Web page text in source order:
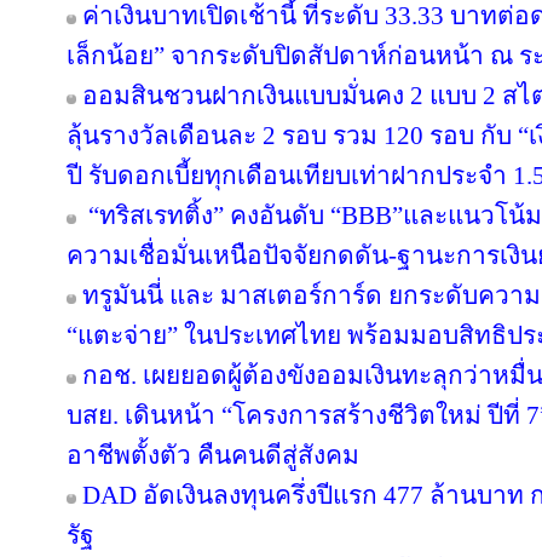
ค่าเงินบาทเปิดเช้านี้ ที่ระดับ 33.33 บาทต่
เล็กน้อย” จากระดับปิดสัปดาห์ก่อนหน้า ณ ร
ออมสินชวนฝากเงินแบบมั่นคง 2 แบบ 2 สไ
ลุ้นรางวัลเดือนละ 2 รอบ รวม 120 รอบ กับ
ปี รับดอกเบี้ยทุกเดือนเทียบเท่าฝากประจำ
“ทริสเรทติ้ง” คงอันดับ “BBB”และแนวโน้
ความเชื่อมั่นเหนือปัจจัยกดดัน-ฐานะการเงิน
ทรูมันนี่ และ มาสเตอร์การ์ด ยกระดับควา
“แตะจ่าย” ในประเทศไทย พร้อมมอบสิทธิป
กอช. เผยยอดผู้ต้องขังออมเงินทะลุกว่าห
บสย. เดินหน้า “โครงการสร้างชีวิตใหม่ ปีที่
อาชีพตั้งตัว คืนคนดีสู่สังคม
DAD อัดเงินลงทุนครึ่งปีแรก 477 ล้านบาท
รัฐ